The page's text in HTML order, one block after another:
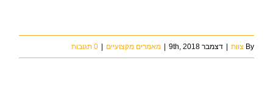
By צוות | דצמבר 9th, 2018 | מאמרים מקצועיים | 0 תגובות